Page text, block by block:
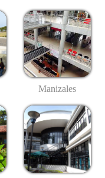
Manizales